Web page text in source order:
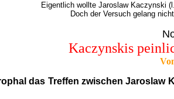
Eigentlich wollte Jaroslaw Kaczynski
Doch der Versuch gelang
Kaczynskis
das Treffen zwischen